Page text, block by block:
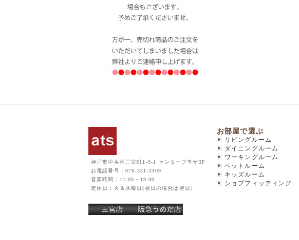
神戸市中央区三宮町1-9-1 センタープラザ3F
お電話番号：078-331-3309
営業時間：11:00～19:00
定休日：火＆水曜日(祝日の場合は翌日)
お部屋で選ぶ
リビングルーム
ダイニングルーム
ワーキングルーム
ベットルーム
キッズルーム
ショプフィッティング